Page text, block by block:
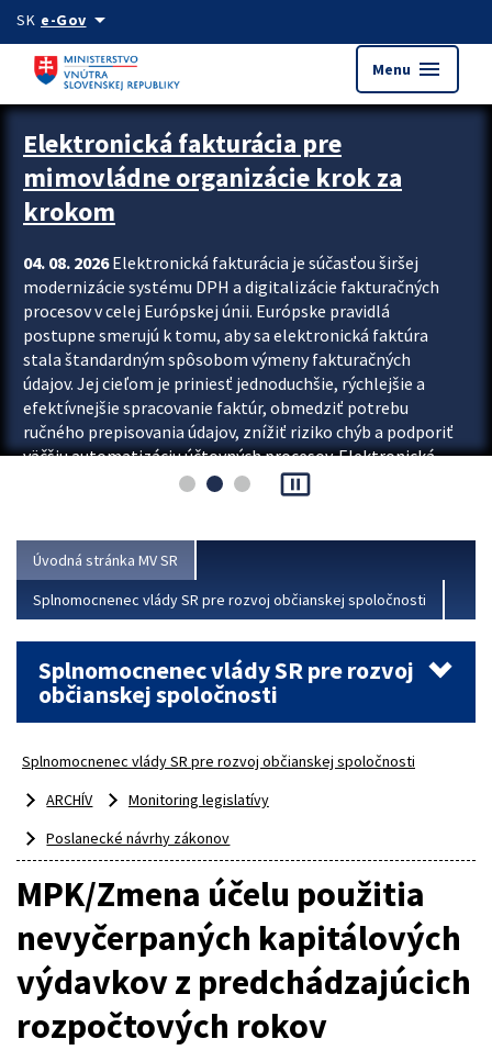
Preskocit na hlavný obsah
SK e-Govarrow_drop_down
Menu menu
Zastavit automatický posun upútavok
Elektronická fakturácia pre
mimovládne organizácie krok za
krokom
04. 08. 2026Elektronická fakturácia je súčasťou širšej
modernizácie systému DPH a digitalizácie fakturačných
procesov v celej Európskej únii. Európske pravidlá
postupne smerujú k tomu, aby sa elektronická faktúra
stala štandardným spôsobom výmeny fakturačných
údajov. Jej cieľom je priniesť jednoduchšie, rýchlejšie a
efektívnejšie spracovanie faktúr, obmedziť potrebu
ručného prepisovania údajov, znížiť riziko chýb a podporiť
väčšiu automatizáciu účtovných procesov. Elektronická
fakturácia preto nepredstavuje...
pause_presentation
Úvodná stránka MV SR
Splnomocnenec vlády SR pre rozvoj občianskej spoločnosti
Splnomocnenec vlády SR pre rozvoj
občianskej spoločnosti
Splnomocnenec vlády SR pre rozvoj občianskej spoločnosti
ARCHÍV
Monitoring legislatívy
Poslanecké návrhy zákonov
MPK/Zmena účelu použitia
nevyčerpaných kapitálových
výdavkov z predchádzajúcich
rozpočtových rokov